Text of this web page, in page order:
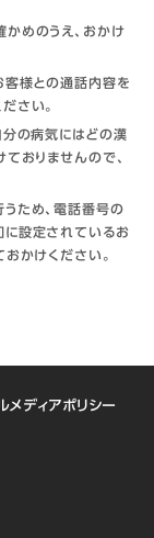
めのうえ、おかけ
客様との通話内容を
さい。
分の病気にはどの漢
おりませんので、
ため、電話番号の
に設定されているお
かけください。
メディアポリシー